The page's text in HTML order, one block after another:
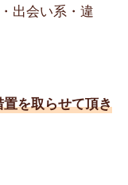
出会い系・違
を取らせて頂き